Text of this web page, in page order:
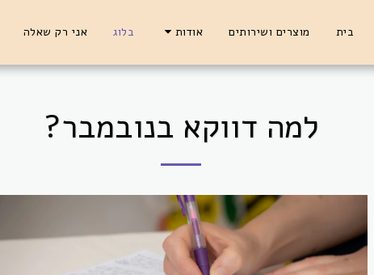
בית מוצרים ושירותים אודות בלוג אני רק שאלה
למה דווקא בנובמבר?